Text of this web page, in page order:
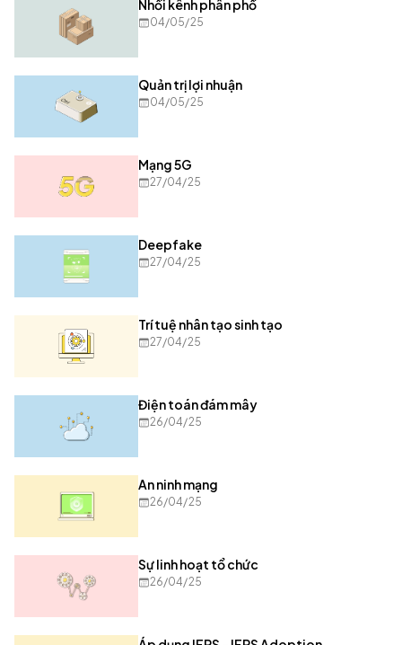
Nhồi kênh phân phố
04/05/25
Quản trị lợi nhuận
04/05/25
Mạng 5G
27/04/25
Deepfake
27/04/25
Trí tuệ nhân tạo sinh tạo
27/04/25
Điện toán đám mây
26/04/25
An ninh mạng
26/04/25
Sự linh hoạt tổ chức
26/04/25